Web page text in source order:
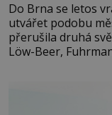
Do Brna se letos
utvářet podobu
přerušila druhá
Löw-Beer,
jednoduché.